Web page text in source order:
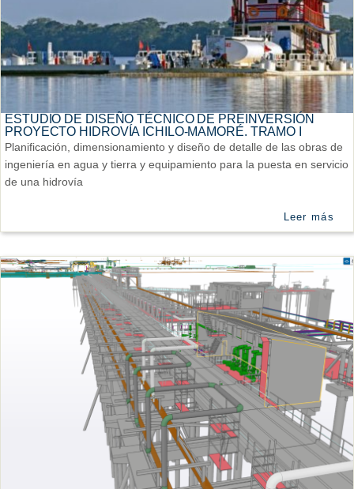
ESTUDIO DE DISEÑO TÉCNICO DE PREINVERSIÓN
PROYECTO HIDROVÍA ICHILO-MAMORÉ. TRAMO I
Planificación, dimensionamiento y diseño de detalle de las obras de
ingeniería en agua y tierra y equipamiento para la puesta en servicio
de una hidrovía
Leer más